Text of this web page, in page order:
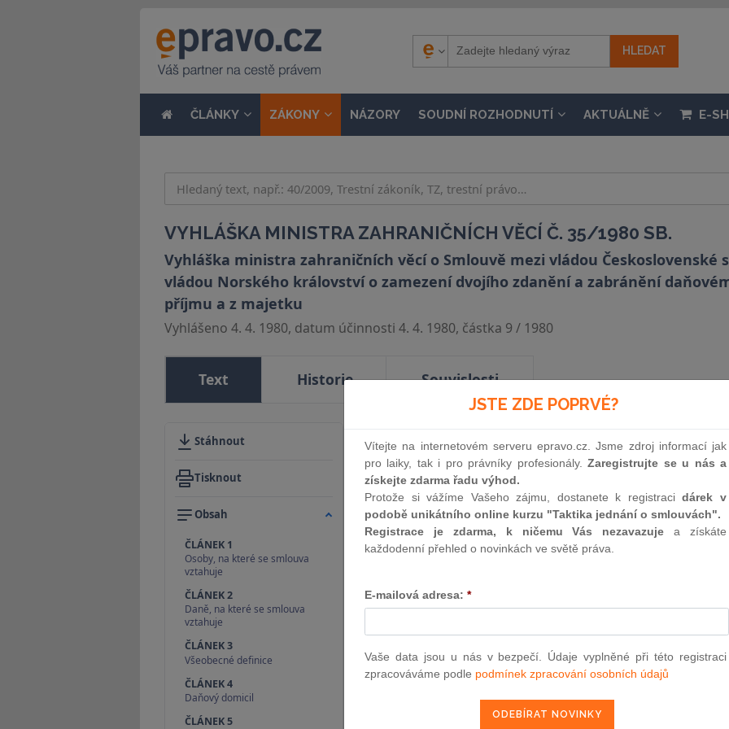
ČLÁNKY ZÁKONY NÁZORY SOUDNÍ ROZHODNUTÍ AKTUÁLNĚ E-
VYHLÁŠKA MINISTRA ZAHRANIČNÍCH VĚCÍ Č. 35/1980 SB.
Vyhláška ministra zahraničních věcí o Smlouvě mezi vládou Československé
vládou Norského království o zamezení dvojího zdanění a zabránění
příjmu a z majetku
Vyhlášeno 4. 4. 1980, datum účinnosti 4. 4. 1980, částka 9 / 1980
Text Historie Souvislosti
Stáhnout
Tisknout
Obsah
ČLÁNEK 1
Osoby, na které se smlouva
vztahuje
ČLÁNEK 2
Daně, na které se smlouva
vztahuje
ČLÁNEK 3
Všeobecné definice
ČLÁNEK 4
Daňový domicil
ČLÁNEK 5
Vyhlášené zněníod 4. 4. 1980
35
VYHLÁŠKA
ze dne 31. ledna 1980
o Smlouvě mezi vládou Československé
Norského království o zamezení dvojího
úniku v oboru daní z příjmu a z
JSTE ZDE POPRVÉ?
Vítejte na internetovém serveru epravo.cz. Jsme zdroj informací jak
pro laiky, tak i pro právníky profesionály.Zaregistrujte se u nás a
získejte zdarma řadu výhod.
Protože si vážíme Vašeho zájmu, dostanete k registracidárek v
podobě unikátního online kurzu "Taktika jednání o smlouvách".
Registrace je zdarma, k ničemu Vás nezavazuje a získáte
každodenní přehled o novinkách ve světě práva.
E-mailová adresa: *
Vaše data jsou u nás v bezpečí. Údaje vyplněné při této registraci
zpracováváme podle podmínek zpracování osobních údajů